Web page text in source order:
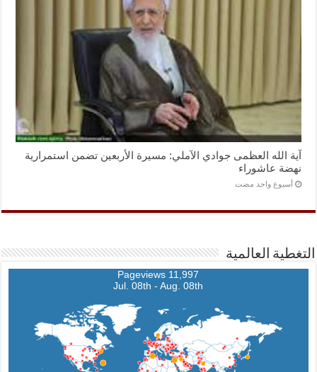
آية الله العظمى جوادي الآملي: مسيرة الأربعين تضمن استمرارية
نهضة عاشوراء
‏أسبوع واحد مضت
التغطية العالمية
11,997 Pageviews
Jul. 08th - Aug. 08th